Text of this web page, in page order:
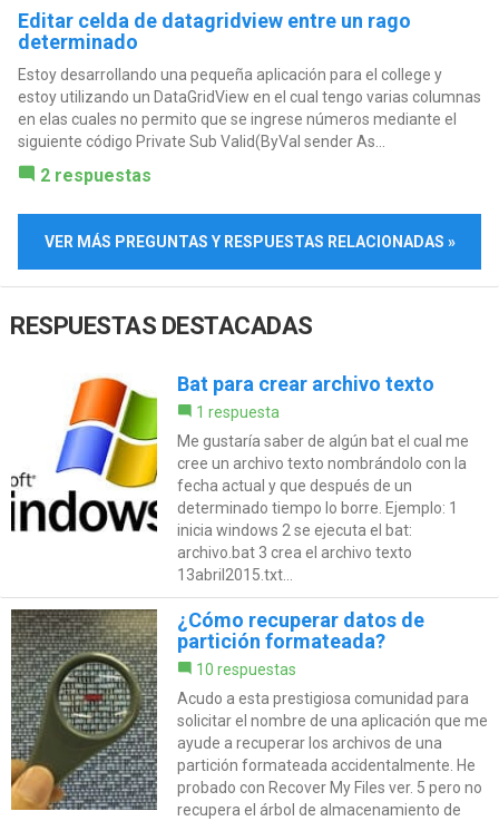
Editar celda de datagridview entre un rago
determinado
Estoy desarrollando una pequeña aplicación para el college y
estoy utilizando un DataGridView en el cual tengo varias columnas
en elas cuales no permito que se ingrese números mediante el
siguiente código Private Sub Valid(ByVal sender As...
2 respuestas
VER MÁS PREGUNTAS Y RESPUESTAS RELACIONADAS »
RESPUESTAS DESTACADAS
Bat para crear archivo texto
1 respuesta
Me gustaría saber de algún bat el cual me
cree un archivo texto nombrándolo con la
fecha actual y que después de un
determinado tiempo lo borre. Ejemplo: 1
inicia windows 2 se ejecuta el bat:
archivo.bat 3 crea el archivo texto
13abril2015.txt...
¿Cómo recuperar datos de
partición formateada?
10 respuestas
Acudo a esta prestigiosa comunidad para
solicitar el nombre de una aplicación que me
ayude a recuperar los archivos de una
partición formateada accidentalmente. He
probado con Recover My Files ver. 5 pero no
recupera el árbol de almacenamiento de